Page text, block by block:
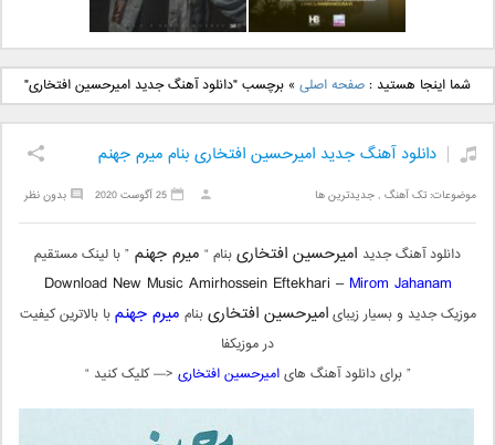
دانلود آهنگ جدید بهنام
بانی بنام قرص قمر 2
دانلود آهنگ جدید علی
یاسینی بنام دورترین نزدیک
شما اینجا هستید :صفحه اصلی »برچسب "دانلود آهنگ جدید امیرحسین افتخاری"
دانلود آهنگ جدید امیرحسین افتخاری بنام میرم جهنم
موضوعات:تک آهنگ ,جدیدترین ها بدون نظر 25 آگوست 2020
دانلود آهنگ جدید امیرحسین افتخاریبنام “ میرم جهنم ” با لینک مستقیم
Download New Music Amirhossein Eftekhari – Mirom Jahanam
موزیک جدید و بسیار زیبایامیرحسین افتخاریبنام میرم جهنمبا بالاترین کیفیت
در موزیکفا
” برای دانلود آهنگ هایامیرحسین افتخاری <— کلیک کنید “